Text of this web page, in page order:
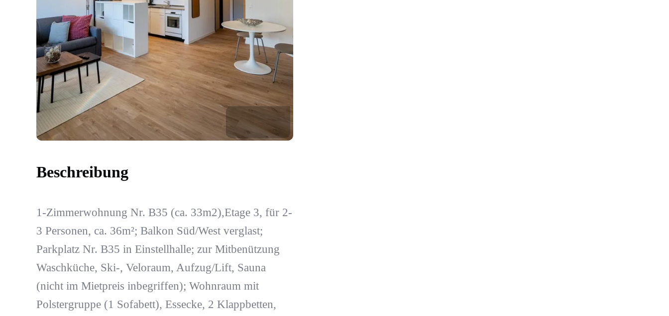
Beschreibung
1-Zimmerwohnung Nr. B35 (ca. 33m2),Etage 3, für 2-
3 Personen, ca. 36m²; Balkon Süd/West verglast;
Parkplatz Nr. B35 in Einstellhalle; zur Mitbenützung
Waschküche, Ski-, Veloraum, Aufzug/Lift, Sauna
(nicht im Mietpreis inbegriffen); Wohnraum mit
Polstergruppe (1 Sofabett), Essecke, 2 Klappbetten,